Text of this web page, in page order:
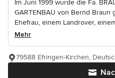
Im Juni 1999 wurde die Fa.
GARTENBAU von Bernd
Ehefrau, einem Landrover,
Mehr
79588 Efringen-Kirchen,